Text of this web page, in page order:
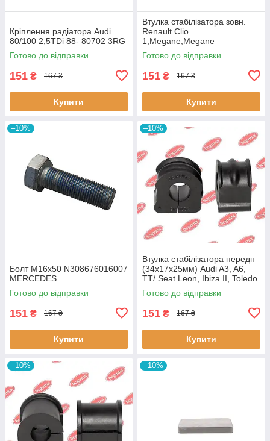
Кріплення радіатора Audi
80/100 2,5TDi 88- 80702 3RG
Готово до відправки
151 ₴ 167 ₴
Купити
Втулка стабiлізатора зовн.
Renault Clio
1,Megane,Megane
Classic,Megane Scenic,R19
60643 3RG
Готово до відправки
151 ₴ 167 ₴
Купити
–10%
Болт M16x50 N308676016007
MERCEDES
Готово до відправки
151 ₴ 167 ₴
Купити
–10%
Втулка стабілізатора передн
(34х17х25мм) Audi A3, A6,
TT/ Seat Leon, Ibiza II, Toledo
II (BC0226) BCGUMA BC0226
BC GUMA
Готово до відправки
151 ₴ 167 ₴
Купити
–10% –10%